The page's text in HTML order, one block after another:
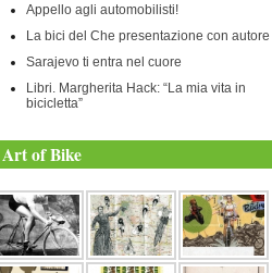
Appello agli automobilisti!
La bici del Che presentazione con autore
Sarajevo ti entra nel cuore
Libri. Margherita Hack: “La mia vita in
bicicletta”
Art of Bike